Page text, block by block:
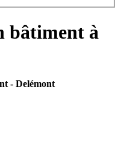
bâtiment à
- Delémont